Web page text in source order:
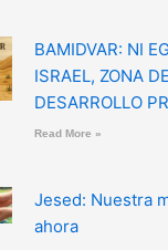
BAMIDVAR: NI
ISRAEL, ZONA DE
DESARROLLO
Read More »
Jesed: Nuestra
ahora